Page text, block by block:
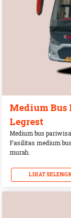
Medium
Legrest
Medium bus
Fasilitas medium
murah.
LIHAT